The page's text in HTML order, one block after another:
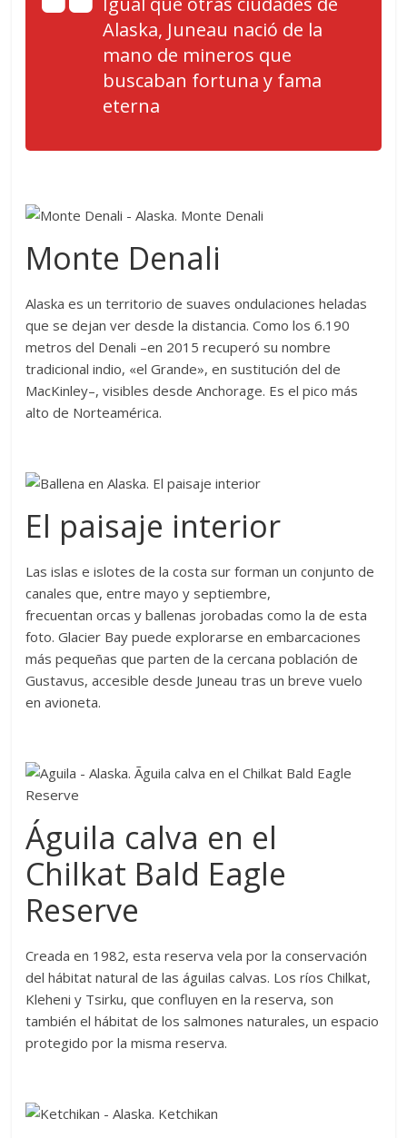
Alaska, Juneau nació de la
mano de mineros que
buscaban fortuna y fama
eterna
Monte Denali
Alaska es un territorio de suaves ondulaciones heladas
que se dejan ver desde la distancia. Como los 6.190
metros del Denali –en 2015 recuperó su nombre
tradicional indio, «el Grande», en sustitución del de
MacKinley–, visibles desde Anchorage. Es el pico más
alto de Norteamérica.
El paisaje interior
Las islas e islotes de la costa sur forman un conjunto de
canales que, entre mayo y septiembre,
frecuentan orcas y ballenas jorobadas como la de esta
foto. Glacier Bay puede explorarse en embarcaciones
más pequeñas que parten de la cercana población de
Gustavus, accesible desde Juneau tras un breve vuelo
en avioneta.
Águila calva en el
Chilkat Bald Eagle
Reserve
Creada en 1982, esta reserva vela por la conservación
del hábitat natural de las águilas calvas. Los ríos Chilkat,
Kleheni y Tsirku, que confluyen en la reserva, son
también el hábitat de los salmones naturales, un espacio
protegido por la misma reserva.